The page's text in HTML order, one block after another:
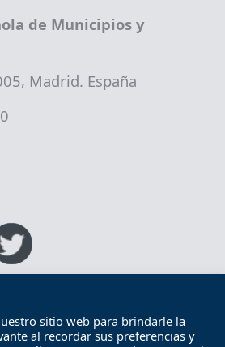
de Municipios y
Madrid. España
FEMP
Accesibilidad
sitio web para brindarle la
al recordar sus preferencias y